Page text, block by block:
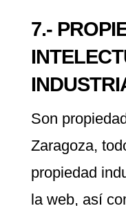
7.-
Son
Zaragoza,
propiedad
la web, así